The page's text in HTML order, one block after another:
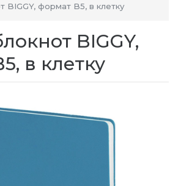
BIGGY, формат B5, в клетку
BIGGY,
в клетку